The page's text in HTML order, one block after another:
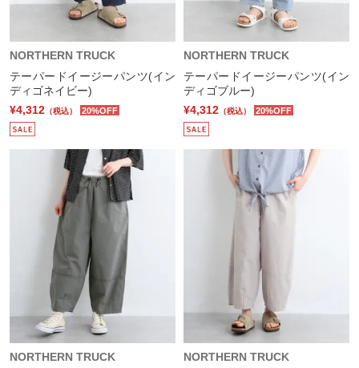
NORTHERN TRUCK
テーパードイージーパンツ(イン
ディゴネイビー)
¥4,312 （税込） 20%OFF
NORTHERN TRUCK
テーパードイージーパンツ(イン
ディゴブルー)
¥4,312 （税込） 20%OFF
NORTHERN TRUCK NORTHERN TRUCK